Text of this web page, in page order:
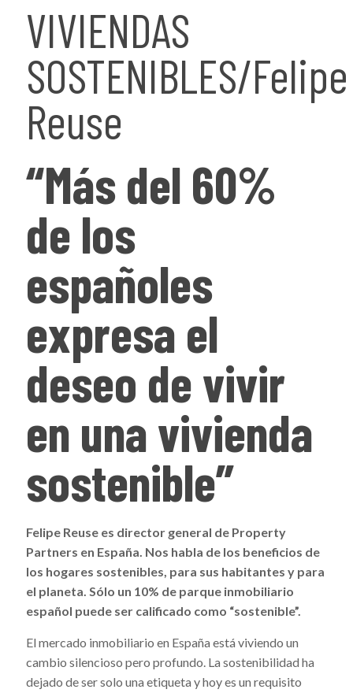
VIVIENDAS
SOSTENIBLES/Felipe
Reuse
“Más del 60%
de los
españoles
expresa el
deseo de vivir
en una vivienda
sostenible”
Felipe Reuse es director general de Property
Partners en España. Nos habla de los beneficios de
los hogares sostenibles, para sus habitantes y para
el planeta. Sólo un 10% de parque inmobiliario
español puede ser calificado como “sostenible”.
El mercado inmobiliario en España está viviendo un
cambio silencioso pero profundo. La sostenibilidad ha
dejado de ser solo una etiqueta y hoy es un requisito